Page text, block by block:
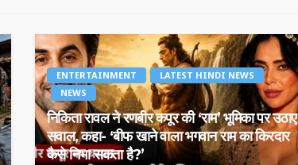
ENTERTAINMENT
LATEST HINDI NEWS
NEWS
निकिता रावल ने रणबीर कपूर की ‘राम’ भूमिका पर उठाए
सवाल, कहा- ‘बीफ खाने वाला भगवान राम का किरदार
कैसे निभा सकता है?’